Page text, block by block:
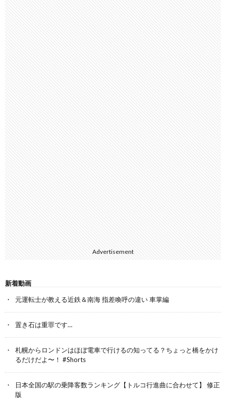
Advertisement
新着動画
元運転士が教える近鉄＆南海 指差喚呼の違い 車掌編
置き石は重罪です…
札幌からロンドンはほぼ電車で行けるの知ってる？ちょっと橋をかけ
るだけだよ〜！ #Shorts
日本全国の駅の乗降客数ランキング【トルコ行進曲に合わせて】 修正
版